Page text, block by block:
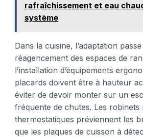
rafraîchissement et eau
système
Dans la cuisine, l’adaptation
réagencement des espaces de
l’installation d’équipements
placards doivent être à hauteur
éviter de devoir monter sur un
fréquente de chutes. Les robinets
thermostatiques préviennent les
que les plaques de cuisson à